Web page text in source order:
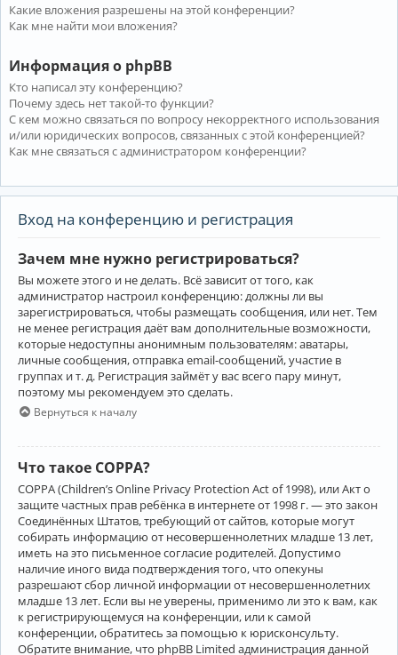
Какие вложения разрешены на этой конференции?
Как мне найти мои вложения?
Информация о phpBB
Кто написал эту конференцию?
Почему здесь нет такой-то функции?
С кем можно связаться по вопросу некорректного использования
и/или юридических вопросов, связанных с этой конференцией?
Как мне связаться с администратором конференции?
Вход на конференцию и регистрация
Зачем мне нужно регистрироваться?
Вы можете этого и не делать. Всё зависит от того, как
администратор настроил конференцию: должны ли вы
зарегистрироваться, чтобы размещать сообщения, или нет. Тем
не менее регистрация даёт вам дополнительные возможности,
которые недоступны анонимным пользователям: аватары,
личные сообщения, отправка email-сообщений, участие в
группах и т. д. Регистрация займёт у вас всего пару минут,
поэтому мы рекомендуем это сделать.
Вернуться к началу
Что такое COPPA?
COPPA (Children’s Online Privacy Protection Act of 1998), или Акт о
защите частных прав ребёнка в интернете от 1998 г. — это закон
Соединённых Штатов, требующий от сайтов, которые могут
собирать информацию от несовершеннолетних младше 13 лет,
иметь на это письменное согласие родителей. Допустимо
наличие иного вида подтверждения того, что опекуны
разрешают сбор личной информации от несовершеннолетних
младше 13 лет. Если вы не уверены, применимо ли это к вам, как
к регистрирующемуся на конференции, или к самой
конференции, обратитесь за помощью к юрисконсульту.
Обратите внимание, что phpBB Limited администрация данной